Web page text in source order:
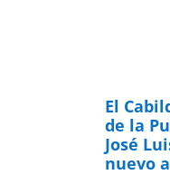
El
de la
José
nuevo